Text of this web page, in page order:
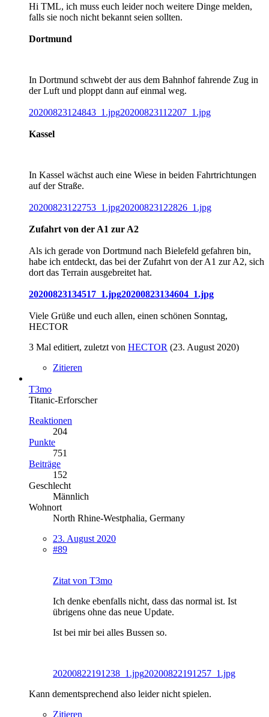
Hi TML, ich muss euch leider noch weitere Dinge melden,
falls sie noch nicht bekannt seien sollten.
Dortmund
In Dortmund schwebt der aus dem Bahnhof fahrende Zug in
der Luft und ploppt dann auf einmal weg.
20200823124843_1.jpg20200823112207_1.jpg
Kassel
In Kassel wächst auch eine Wiese in beiden Fahrtrichtungen
auf der Straße.
20200823122753_1.jpg20200823122826_1.jpg
Zufahrt von der A1 zur A2
Als ich gerade von Dortmund nach Bielefeld gefahren bin,
habe ich entdeckt, das bei der Zufahrt von der A1 zur A2, sich
dort das Terrain ausgebreitet hat.
20200823134517_1.jpg20200823134604_1.jpg
Viele Grüße und euch allen, einen schönen Sonntag,
HECTOR
3 Mal editiert, zuletzt von HECTOR (23. August 2020)
Zitieren
T3mo
Titanic-Erforscher
Reaktionen
204
Punkte
751
Beiträge
152
Geschlecht
Männlich
Wohnort
North Rhine-Westphalia, Germany
23. August 2020
#89
Zitat von T3mo
Ich denke ebenfalls nicht, dass das normal ist. Ist
übrigens ohne das neue Update.
Ist bei mir bei alles Bussen so.
20200822191238_1.jpg20200822191257_1.jpg
Kann dementsprechend also leider nicht spielen.
Zitieren